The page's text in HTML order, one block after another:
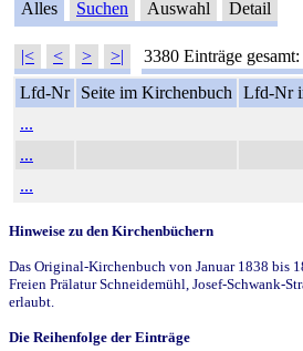
Alles Suchen Auswahl Detail
|< < > >| 3380 Einträge gesamt:
Lfd-Nr
Seite im Kirchenbuch Lfd-Nr
...
...
...
Hinweise zu den Kirchenbüchern
Das Original-Kirchenbuch von Januar 1838 bis
Freien Prälatur Schneidemühl, Josef-Schwank-
erlaubt.
Die Reihenfolge der Einträge